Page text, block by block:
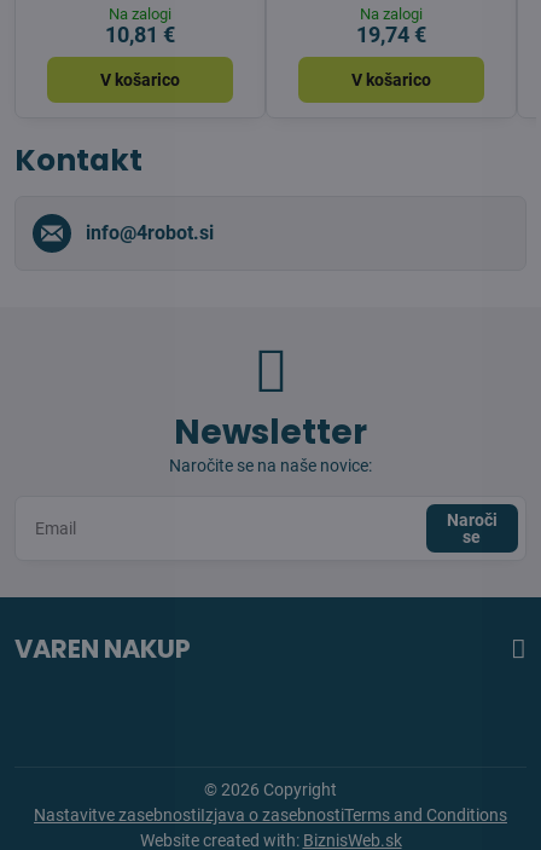
Na zalogi
10,81 €
V košarico
Na zalogi
19,74 €
V košarico
Kontakt
info​@4robot​.si
Newsletter
Naročite se na naše novice:
Naroči
se
VAREN NAKUP
©2026 Copyright
Nastavitve zasebnostiIzjava o zasebnostiTerms and Conditions
Website created with: BiznisWeb.sk